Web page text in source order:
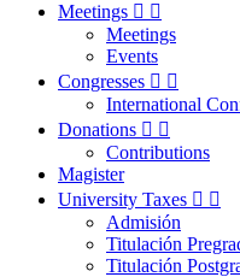
Meetings  
Meetings
Events
Congresses  
International
Donations  
Contributions
Magister
University Taxes  
Admisión
Titulación
Titulación